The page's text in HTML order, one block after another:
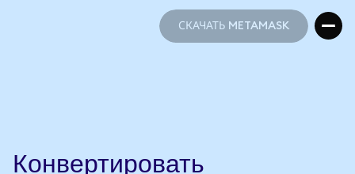
СКАЧАТЬ METAMASK
Конвертировать